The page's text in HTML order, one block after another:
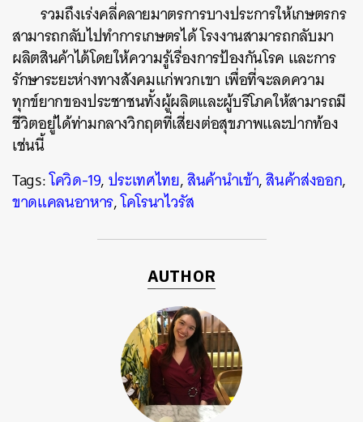
รวมถึงเร่งคลี่คลายมาตรการบางประการให้เกษตรกร
สามารถกลับไปทำการเกษตรได้ โรงงานสามารถกลับมา
ผลิตสินค้าได้โดยให้ความรู้เรื่องการป้องกันโรค และการ
รักษาระยะห่างทางสังคมแก่พวกเขา เพื่อที่จะลดความ
ทุกข์ยากของประชาชนทั้งผู้ผลิตและผู้บริโภคให้สามารถมี
ชีวิตอยู่ได้ท่ามกลางวิกฤตที่เสี่ยงต่อสุขภาพและปากท้อง
เช่นนี้
Tags:โควิด-19,ประเทศไทย,สินค้านำเข้า,สินค้าส่งออก,
ขาดแคลนอาหาร,โคโรนาไวรัส
AUTHOR